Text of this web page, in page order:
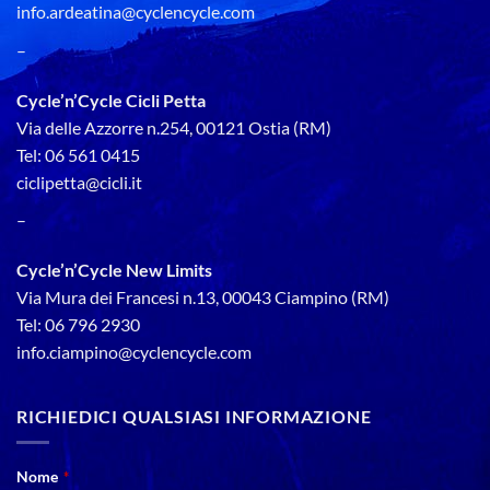
info.ardeatina@cyclencycle.com
–
Cycle’n’Cycle Cicli Petta
Via delle Azzorre n.254, 00121 Ostia (RM)
Tel: 06 561 0415
ciclipetta@cicli.it
–
Cycle’n’Cycle New Limits
Via Mura dei Francesi n.13, 00043 Ciampino (RM)
Tel: 06 796 2930
info.ciampino@cyclencycle.com
RICHIEDICI QUALSIASI INFORMAZIONE
Nome *